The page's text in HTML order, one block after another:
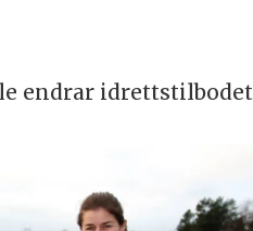
endrar idrettstilbodet